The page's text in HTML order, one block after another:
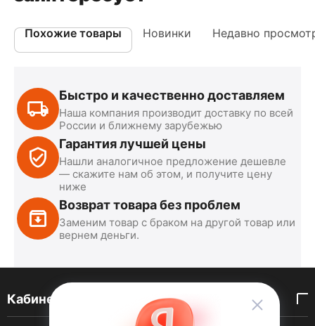
Похожие товары Новинки Недавно
Быстро и качественно доставляем
Наша компания производит доставку по всей
России и ближнему зарубежью
Гарантия лучшей цены
Нашли аналогичное предложение дешевле
— скажите нам об этом, и получите цену
ниже
Возврат товара без проблем
Заменим товар с браком на другой товар или
вернем деньги.
Кабинет покупателя